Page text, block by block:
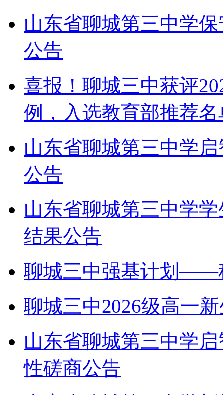
山东省聊城第三中学
公告
喜报！聊城三中获评
例，入选教育部推荐名
山东省聊城第三中学
公告
山东省聊城第三中学
结果公告
聊城三中强基计划——
聊城三中2026级高一
山东省聊城第三中学
性磋商公告